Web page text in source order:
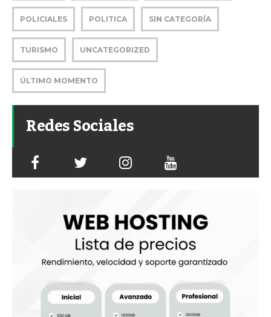
POLICIALES POLITICA SIN CATEGORÍA
TURISMO UNCATEGORIZED
ÚLTIMO MOMENTO
Redes Sociales